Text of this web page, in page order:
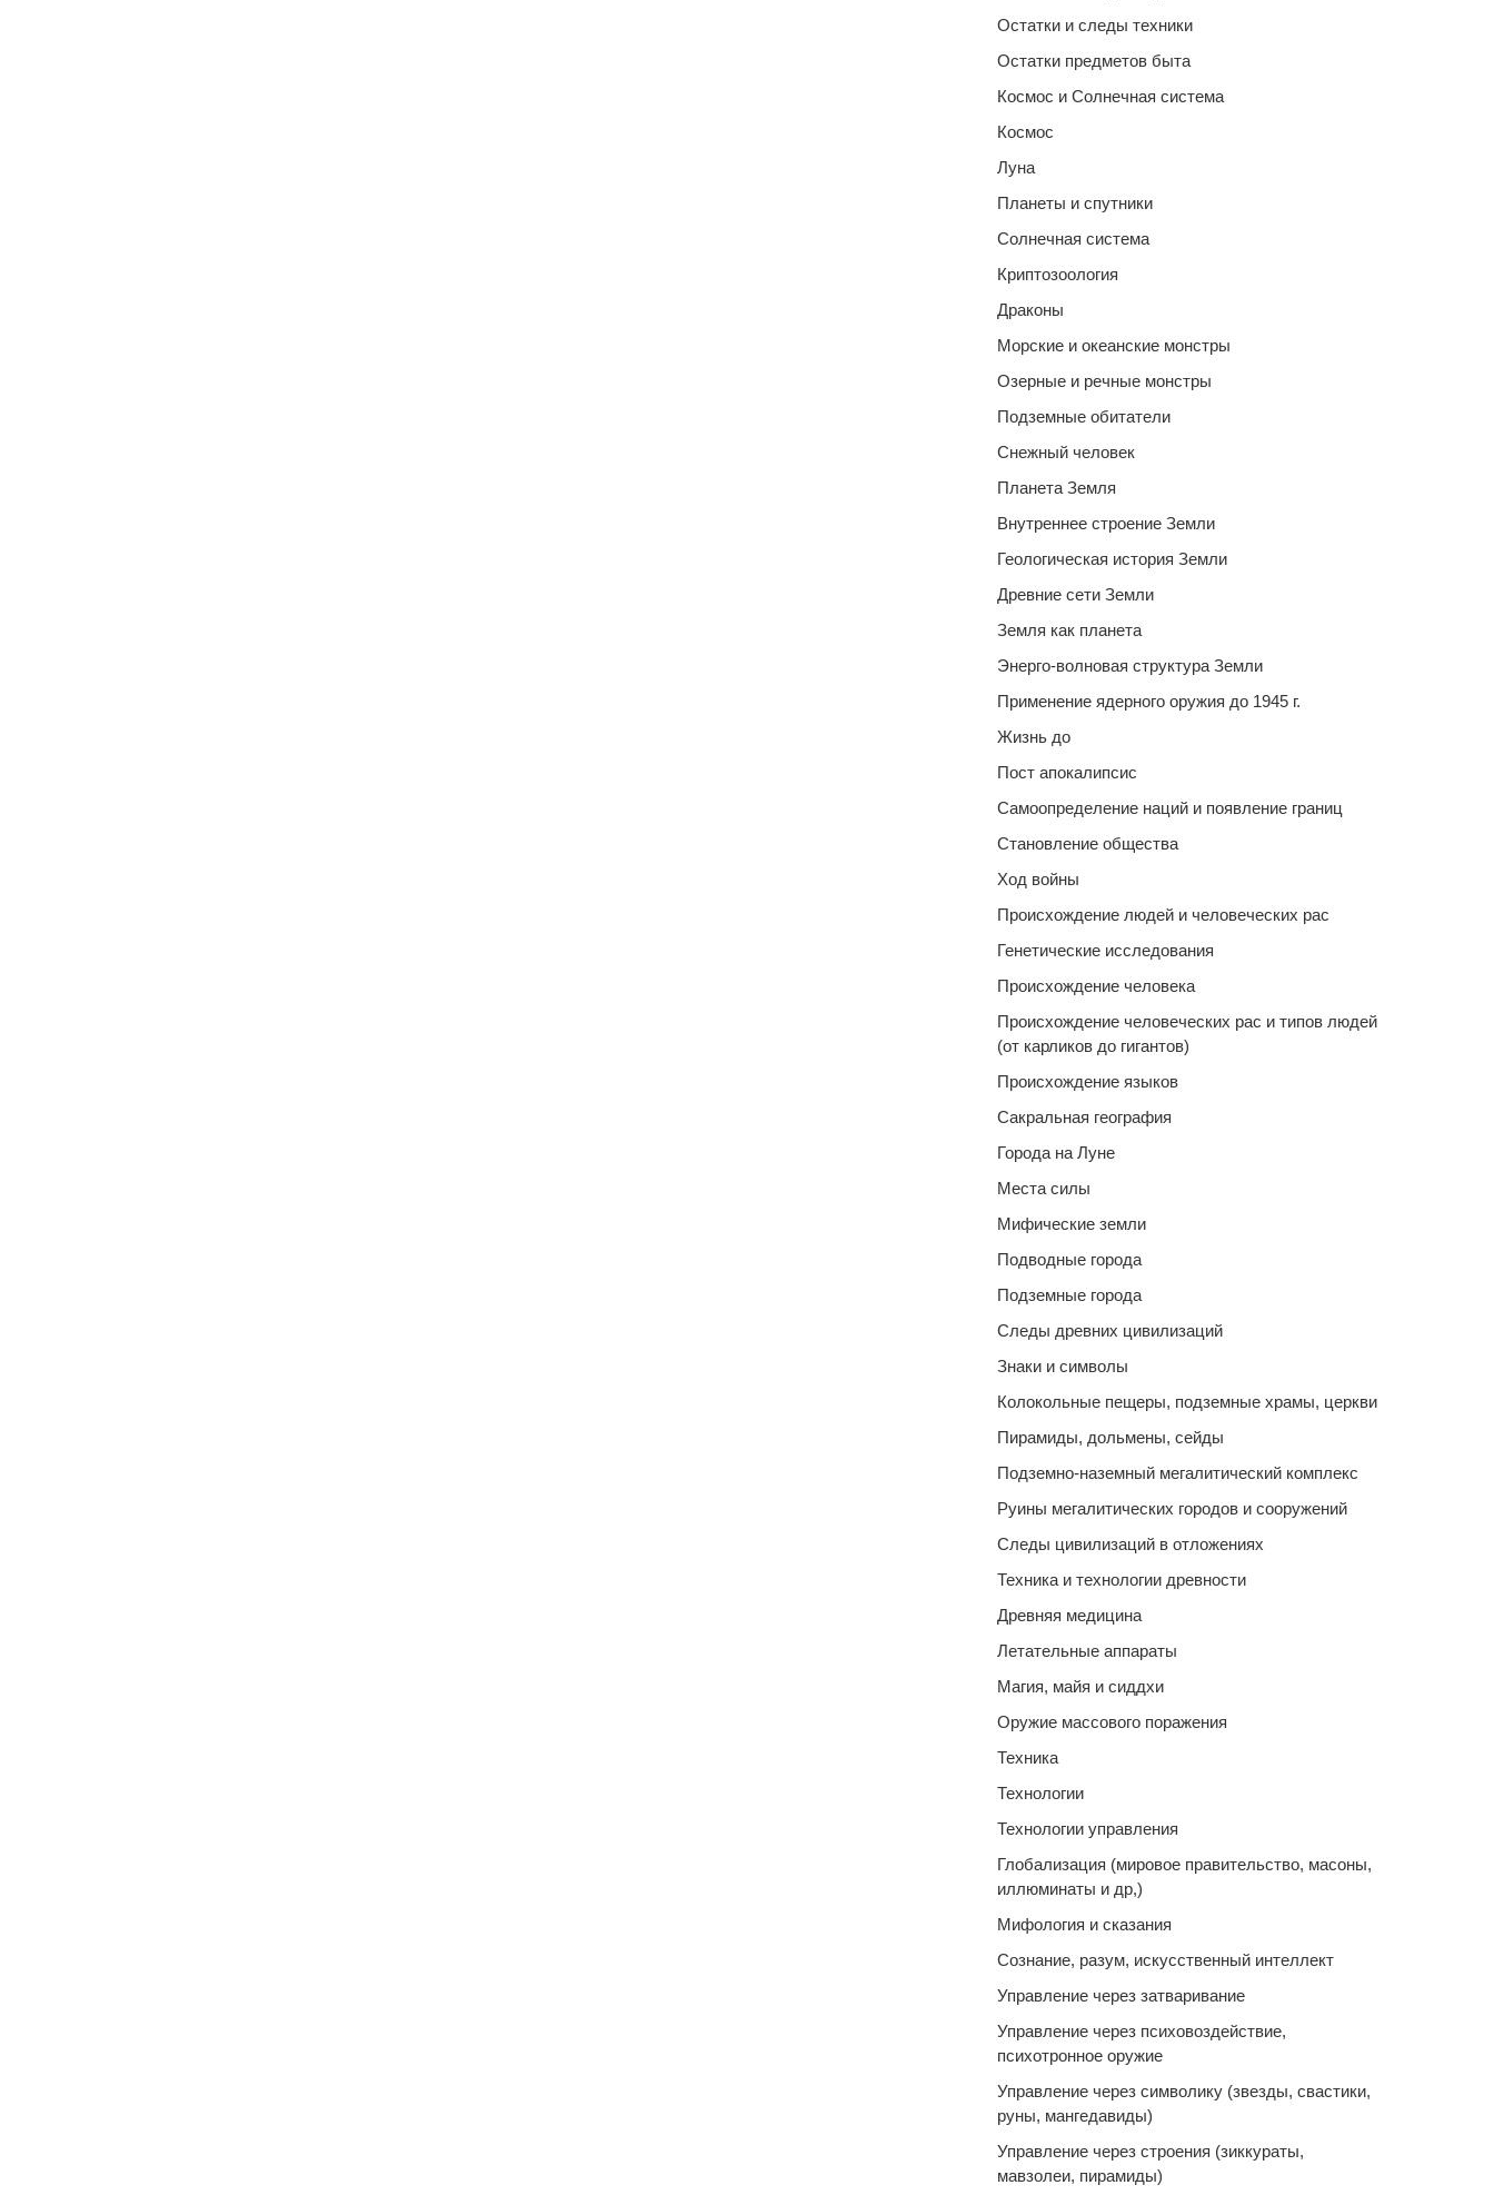
Остатки и следы техники
Остатки предметов быта
Космос и Солнечная система
Космос
Луна
Планеты и спутники
Солнечная система
Криптозоология
Драконы
Морские и океанские монстры
Озерные и речные монстры
Подземные обитатели
Снежный человек
Планета Земля
Внутреннее строение Земли
Геологическая история Земли
Древние сети Земли
Земля как планета
Энерго-волновая структура Земли
Применение ядерного оружия до 1945 г.
Жизнь до
Пост апокалипсис
Самоопределение наций и появление границ
Становление общества
Ход войны
Происхождение людей и человеческих рас
Генетические исследования
Происхождение человека
Происхождение человеческих рас и типов людей
(от карликов до гигантов)
Происхождение языков
Сакральная география
Города на Луне
Места силы
Мифические земли
Подводные города
Подземные города
Следы древних цивилизаций
Знаки и символы
Колокольные пещеры, подземные храмы, церкви
Пирамиды, дольмены, сейды
Подземно-наземный мегалитический комплекс
Руины мегалитических городов и сооружений
Следы цивилизаций в отложениях
Техника и технологии древности
Древняя медицина
Летательные аппараты
Магия, майя и сиддхи
Оружие массового поражения
Техника
Технологии
Технологии управления
Глобализация (мировое правительство, масоны,
иллюминаты и др,)
Мифология и сказания
Сознание, разум, искусственный интеллект
Управление через затваривание
Управление через психовоздействие,
психотронное оружие
Управление через символику (звезды, свастики,
руны, мангедавиды)
Управление через строения (зиккураты,
мавзолеи, пирамиды)